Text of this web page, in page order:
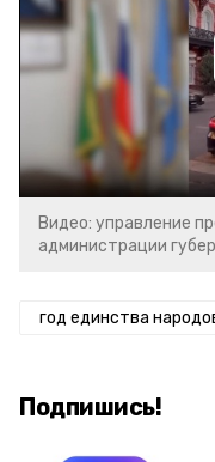
Видео: управление
администрации
год единства
Подпишись!